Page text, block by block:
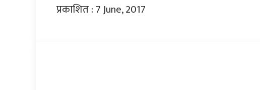
प्रकाशित : 7 June, 2017